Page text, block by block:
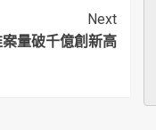
Next
量破千億創新高